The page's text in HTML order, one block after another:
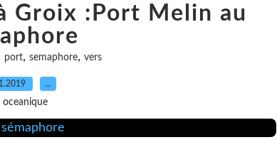
Groix :Port Melin au
port, semaphore, vers
…
oceanique